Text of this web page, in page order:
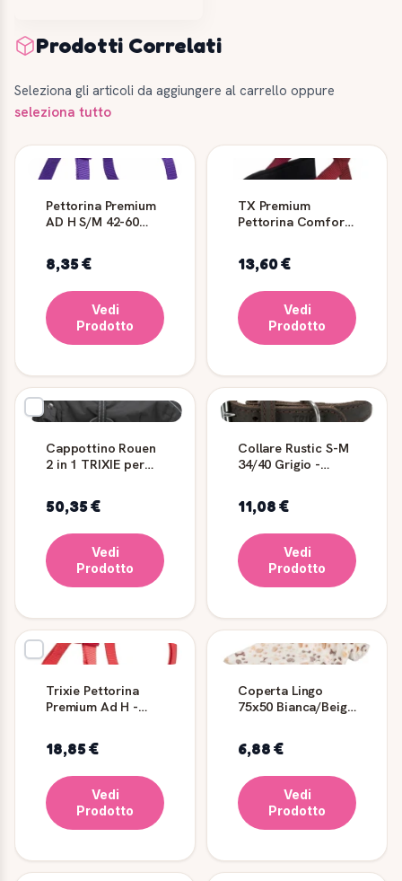
Prodotti Correlati
Seleziona gli articoli da aggiungere al carrello oppure
seleziona tutto
Pettorina Premium
AD H S/M 42-60
8,35 €
Vedi
Prodotto
TX Premium
Pettorina Comfort
13,60 €
Vedi
Prodotto
Cappottino Rouen
2 in 1 TRIXIE per
50,35 €
Vedi
Prodotto
Collare Rustic S-M
34/40 Grigio -
11,08 €
Vedi
Prodotto
Trixie Pettorina
Premium Ad H -
18,85 €
Vedi
Prodotto
Coperta Lingo
75x50 Bianca/Beige
6,88 €
Vedi
Prodotto